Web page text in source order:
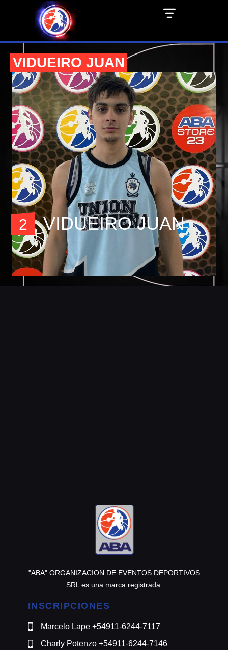
VIDUEIRO JUAN
2 VIDUEIRO JUAN
"ABA" ORGANIZACION DE EVENTOS DEPORTIVOS
SRL es una marca registrada.
INSCRIPCIONES
Marcelo Lape +54911-6244-7117
Charly Potenzo +54911-6244-7146